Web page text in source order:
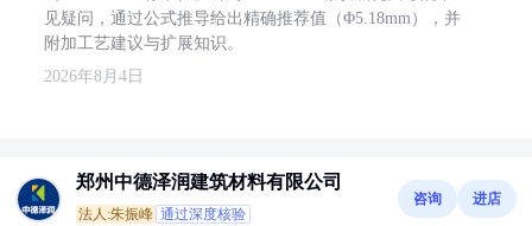
见疑问，通过公式推导给出精确推荐值（Φ5.18mm），并
附加工艺建议与扩展知识。
2026年8月4日
郑州中德泽润建筑材料有限公司
法人:朱振峰 通过深度核验
咨询 进店